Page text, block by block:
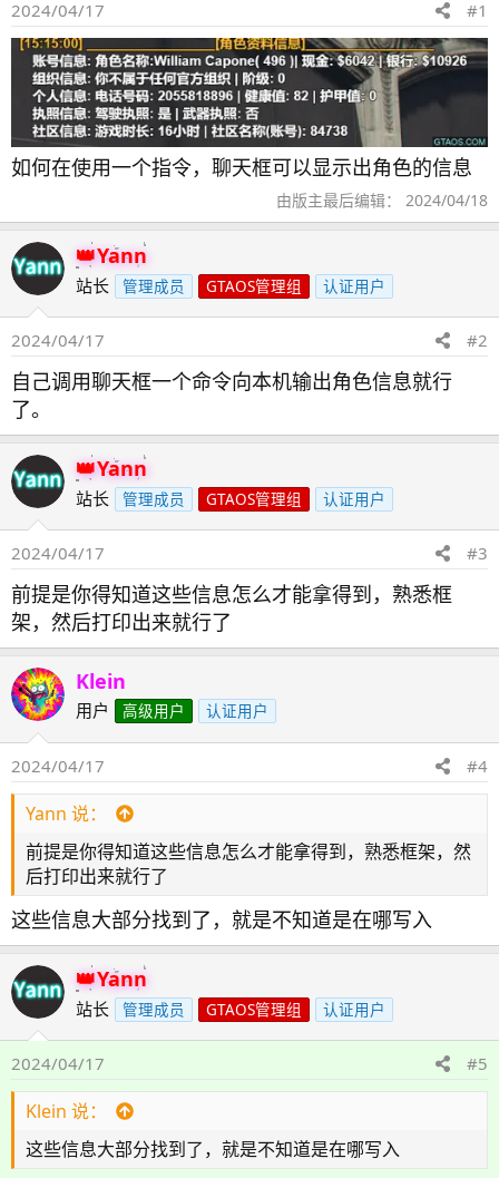
2024/04/17 #1
如何在使用一个指令，聊天框可以显示出角色的信息
由版主最后编辑： 2024/04/18
Yann
站长 管理成员 GTAOS管理组 认证用户
2024/04/17 #2
自己调用聊天框一个命令向本机输出角色信息就行
了。
Yann
站长 管理成员 GTAOS管理组 认证用户
2024/04/17 #3
前提是你得知道这些信息怎么才能拿得到，熟悉框
架，然后打印出来就行了
Klein
用户 高级用户 认证用户
2024/04/17 #4
Yann 说：
前提是你得知道这些信息怎么才能拿得到，熟悉框架，然
后打印出来就行了
这些信息大部分找到了，就是不知道是在哪写入
Yann
站长 管理成员 GTAOS管理组 认证用户
2024/04/17 #5
Klein 说：
这些信息大部分找到了，就是不知道是在哪写入